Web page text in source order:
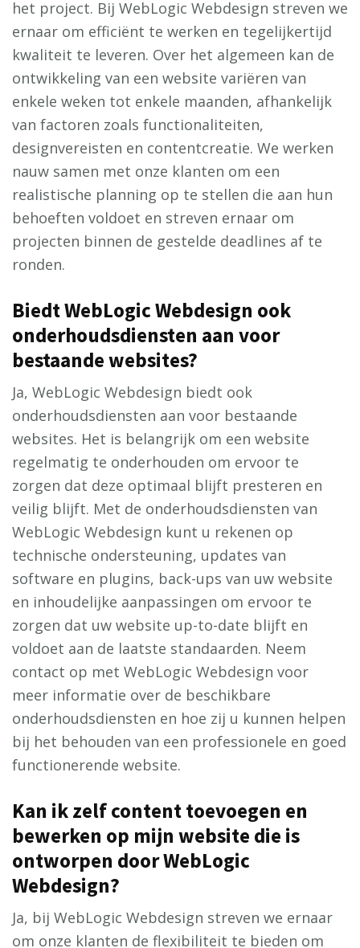
het project. Bij WebLogic Webdesign streven we
ernaar om efficiënt te werken en tegelijkertijd
kwaliteit te leveren. Over het algemeen kan de
ontwikkeling van een website variëren van
enkele weken tot enkele maanden, afhankelijk
van factoren zoals functionaliteiten,
designvereisten en contentcreatie. We werken
nauw samen met onze klanten om een
realistische planning op te stellen die aan hun
behoeften voldoet en streven ernaar om
projecten binnen de gestelde deadlines af te
ronden.
Biedt WebLogic Webdesign ook
onderhoudsdiensten aan voor
bestaande websites?
Ja, WebLogic Webdesign biedt ook
onderhoudsdiensten aan voor bestaande
websites. Het is belangrijk om een website
regelmatig te onderhouden om ervoor te
zorgen dat deze optimaal blijft presteren en
veilig blijft. Met de onderhoudsdiensten van
WebLogic Webdesign kunt u rekenen op
technische ondersteuning, updates van
software en plugins, back-ups van uw website
en inhoudelijke aanpassingen om ervoor te
zorgen dat uw website up-to-date blijft en
voldoet aan de laatste standaarden. Neem
contact op met WebLogic Webdesign voor
meer informatie over de beschikbare
onderhoudsdiensten en hoe zij u kunnen helpen
bij het behouden van een professionele en goed
functionerende website.
Kan ik zelf content toevoegen en
bewerken op mijn website die is
ontworpen door WebLogic
Webdesign?
Ja, bij WebLogic Webdesign streven we ernaar
om onze klanten de flexibiliteit te bieden om